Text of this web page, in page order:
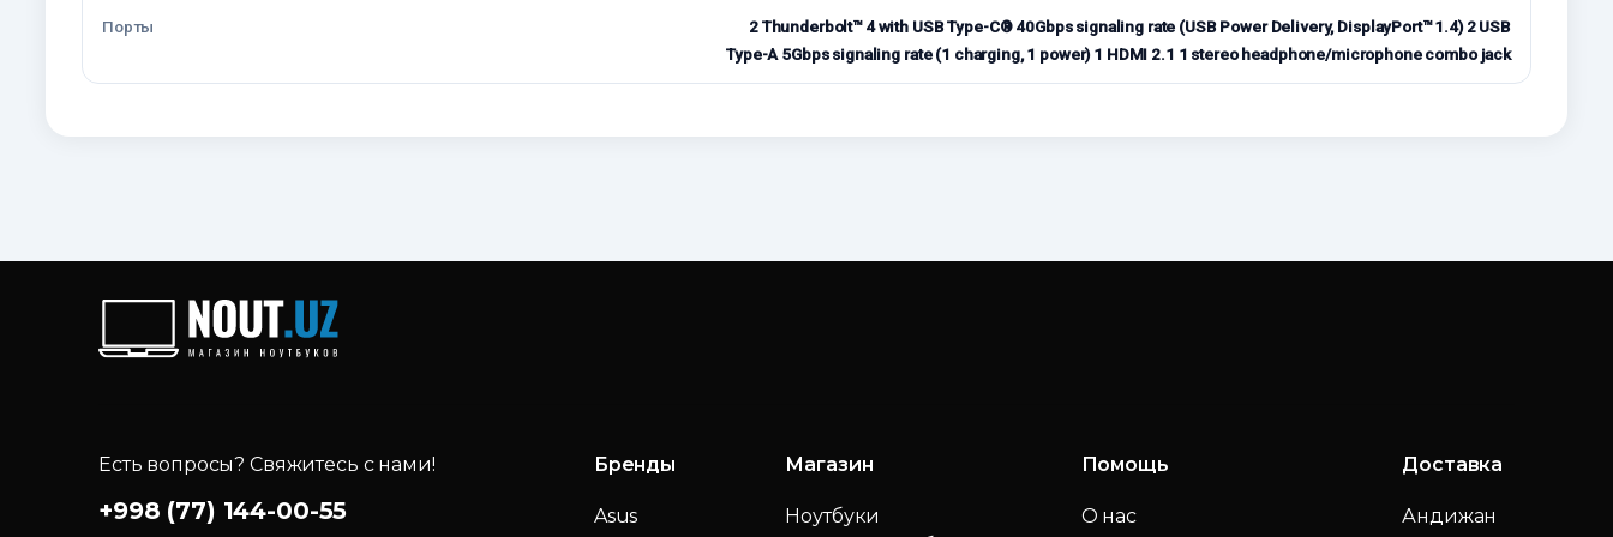
Порты
2 Thunderbolt™ 4 with USB Type-C® 40Gbps signaling rate (USB Power Delivery, DisplayPort™ 1.4) 2 USB
Type-A 5Gbps signaling rate (1 charging, 1 power) 1 HDMI 2.1 1 stereo headphone/microphone combo jack
Есть вопросы? Свяжитесь с нами!
+998 (77) 144-00-55
Бренды
Asus
Магазин
Ноутбуки
Помощь
О нас
Доставка
Андижан